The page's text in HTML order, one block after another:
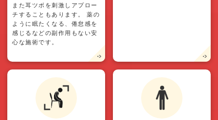
また耳ツボを刺激しアプロー
チすることもあります。 薬の
ように眠たくなる、倦怠感を
感じるなどの副作用もない安
心な施術です。